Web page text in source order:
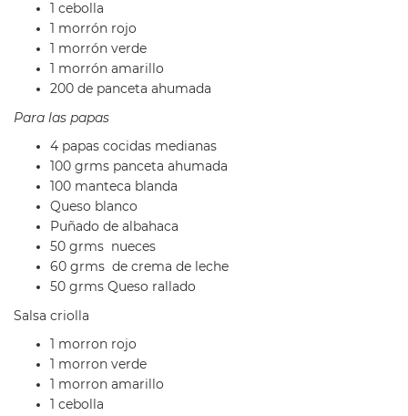
1 cebolla
1 morrón rojo
1 morrón verde
1 morrón amarillo
200 de panceta ahumada
Para las papas
4 papas cocidas medianas
100 grms panceta ahumada
100 manteca blanda
Queso blanco
Puñado de albahaca
50 grms nueces
60 grms de crema de leche
50 grms Queso rallado
Salsa criolla
1 morron rojo
1 morron verde
1 morron amarillo
1 cebolla